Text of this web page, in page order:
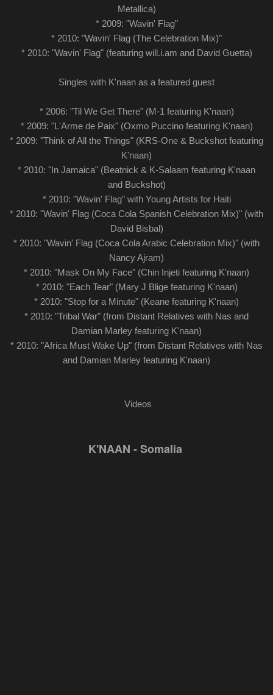
Metallica)
* 2009: "Wavin' Flag"
* 2010: "Wavin' Flag (The Celebration Mix)"
* 2010: "Wavin' Flag" (featuring will.i.am and David Guetta)
Singles with K'naan as a featured guest
* 2006: "Til We Get There" (M-1 featuring K'naan)
* 2009: "L'Arme de Paix" (Oxmo Puccino featuring K'naan)
* 2009: "Think of All the Things" (KRS-One & Buckshot featuring
K'naan)
* 2010: "In Jamaica" (Beatnick & K-Salaam featuring K'naan
and Buckshot)
* 2010: "Wavin' Flag" with Young Artists for Haiti
* 2010: "Wavin' Flag (Coca Cola Spanish Celebration Mix)" (with
David Bisbal)
* 2010: "Wavin' Flag (Coca Cola Arabic Celebration Mix)" (with
Nancy Ajram)
* 2010: "Mask On My Face" (Chin Injeti featuring K'naan)
* 2010: "Each Tear" (Mary J Blige featuring K'naan)
* 2010: "Stop for a Minute" (Keane featuring K'naan)
* 2010: "Tribal War" (from Distant Relatives with Nas and
Damian Marley featuring K'naan)
* 2010: "Africa Must Wake Up" (from Distant Relatives with Nas
and Damian Marley featuring K'naan)
Videos
K'NAAN - Somalia